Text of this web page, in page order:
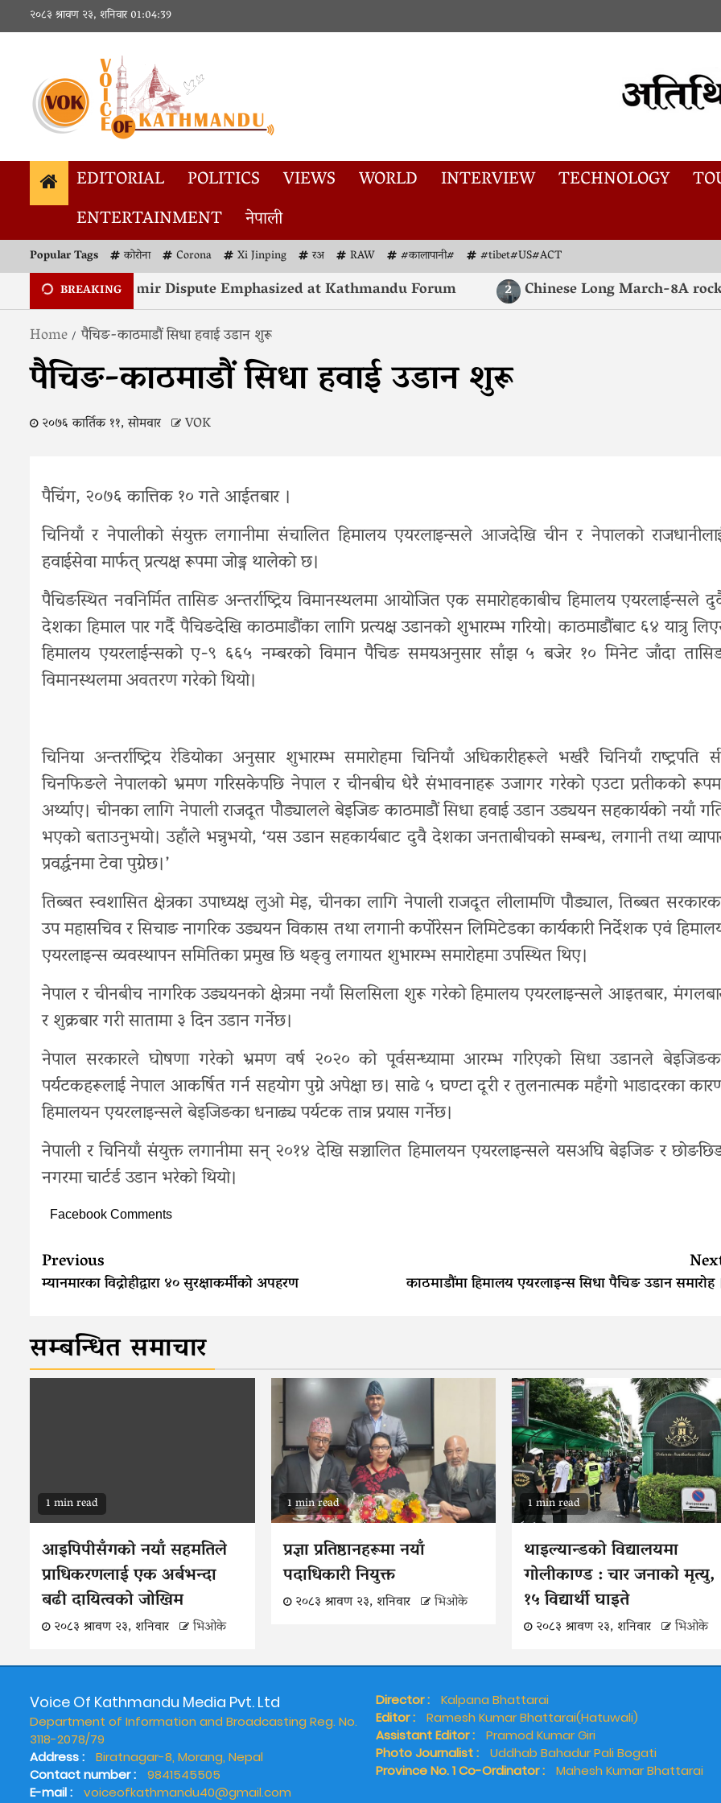
२०८३ श्रावण २३, शनिवार01:04:39
EDITORIAL POLITICS VIEWS WORLD INTERVIEW TECHNOLOGY
ENTERTAINMENT
नेपाली
Popular Tags कोरोना Corona Xi Jinping रअ RAW #कालापानी#
#tibet#US#ACT
BREAKING
of Kashmir Dispute Emphasized at Kathmandu Forum Chinese Long March-8A
Home पैचिङ-काठमाडौं सिधा हवाई उडान शुरू
पैचिङ-काठमाडौं सिधा हवाई उडान शुरू
२०७६ कार्तिक ११, सोमवार VOK
पैचिंग, २०७६ कात्तिक १० गते आईतबार ।
चिनियाँ र नेपालीको संयुक्त लगानीमा संचालित हिमालय एयरलाइन्सले आजदेखि चीन र नेपालको
हवाईसेवा मार्फत् प्रत्यक्ष रूपमा जोड्न थालेको छ।
पैचिङस्थित नवनिर्मित तासिङ अन्तर्राष्ट्रिय विमानस्थलमा आयोजित एक समारोहकाबीच हिमालय एयरलाईन्सले
देशका हिमाल पार गर्दै पैचिङदेखि काठमाडौंका लागि प्रत्यक्ष उडानको शुभारम्भ गरियो। काठमाडौंबाट ६४ यात्रु
हिमालय एयरलाईन्सको ए-९ ६६५ नम्बरको विमान पैचिङ समयअनुसार साँझ ५ बजेर १० मिनेट जाँदा
विमानस्थलमा अवतरण गरेको थियो।
चिनिया अन्तर्राष्ट्रिय रेडियोका अनुसार शुभारम्भ समारोहमा चिनियाँ अधिकारीहरूले भर्खरै चिनियाँ राष्ट्रपति
चिनफिङले नेपालको भ्रमण गरिसकेपछि नेपाल र चीनबीच धेरै संभावनाहरू उजागर गरेको एउटा प्रतीकको
अर्थ्याए। चीनका लागि नेपाली राजदूत पौड्यालले बेइजिङ काठमाडौं सिधा हवाई उडान उड्ययन सहकार्यको नयाँ
भएको बताउनुभयो। उहाँले भन्नुभयो, ‘यस उडान सहकार्यबाट दुवै देशका जनताबीचको सम्बन्ध, लगानी तथा
प्रवर्द्धनमा टेवा पुग्नेछ।’
तिब्बत स्वशासित क्षेत्रका उपाध्यक्ष लुओ मेइ, चीनका लागि नेपाली राजदूत लीलामणि पौड्याल, तिब्बत
उप महासचिव र सिचाङ नागरिक उड्ययन विकास तथा लगानी कर्पोरेसन लिमिटेडका कार्यकारी निर्देशक एवं
एयरलाइन्स व्यवस्थापन समितिका प्रमुख छि थङ्वु लगायत शुभारम्भ समारोहमा उपस्थित थिए।
नेपाल र चीनबीच नागरिक उड्ययनको क्षेत्रमा नयाँ सिलसिला शुरू गरेको हिमालय एयरलाइन्सले आइतबार,
र शुक्रबार गरी सातामा ३ दिन उडान गर्नेछ।
नेपाल सरकारले घोषणा गरेको भ्रमण वर्ष २०२० को पूर्वसन्ध्यामा आरम्भ गरिएको सिधा उडानले
पर्यटकहरूलाई नेपाल आकर्षित गर्न सहयोग पुग्ने अपेक्षा छ। साढे ५ घण्टा दूरी र तुलनात्मक महँगो भाडादरका
हिमालयन एयरलाइन्सले बेइजिङका धनाढ्य पर्यटक तान्न प्रयास गर्नेछ।
नेपाली र चिनियाँ संयुक्त लगानीमा सन् २०१४ देखि सञ्चालित हिमालयन एयरलाइन्सले यसअघि बेइजिङ र
नगरमा चार्टर्ड उडान भरेको थियो।
Facebook Comments
Previous
म्यानमारका विद्रोहीद्वारा ४० सुरक्षाकर्मीको अपहरण काठमाडौंमा हिमालय एयरलाइन्स सिधा पैचिङ उडान समारोह
सम्बन्धित समाचार
1 min read
आइपिपीसँगको नयाँ सहमतिले
प्राधिकरणलाई एक अर्बभन्दा
बढी दायित्वको जोखिम
२०८३ श्रावण २३, शनिवार भिओके
1 min read
प्रज्ञा प्रतिष्ठानहरूमा नयाँ
पदाधिकारी नियुक्त
२०८३ श्रावण २३, शनिवार भिओके
1 min read
थाइल्यान्डको विद्यालयमा
गोलीकाण्ड : चार जनाको मृत्यु,
१५ विद्यार्थी घाइते
२०८३ श्रावण २३, शनिवार भिओके
Voice Of Kathmandu Media Pvt. Ltd
Department of Information and Broadcasting Reg. No.
3118-2078/79
Address :
Biratnagar-8, Morang, Nepal
Contact number :
9841545505
E-mail :
voiceofkathmandu40@gmail.com
Director :
Kalpana Bhattarai
Editor :
Ramesh Kumar Bhattarai(Hatuwali)
Assistant Editor :
Pramod Kumar Giri
Photo Journalist :
Uddhab Bahadur Pali Bogati
Province No. 1 Co-Ordinator :
Mahesh Kumar Bhattarai